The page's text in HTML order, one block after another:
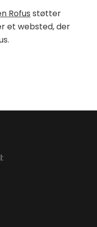
Rofus støtter
et websted, der